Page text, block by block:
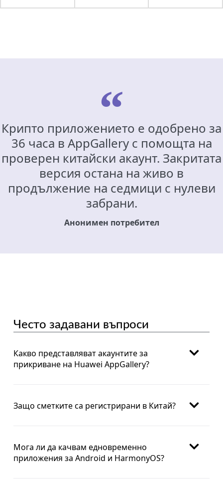
Крипто приложението е одобрено за
36 часа в AppGallery с помощта на
проверен китайски акаунт. Закритата
версия остана на живо в
продължение на седмици с нулеви
забрани.
Анонимен потребител
Често задавани въпроси
Какво представляват акаунтите за
прикриване на Huawei AppGallery?
Защо сметките са регистрирани в Китай?
Мога ли да качвам едновременно
приложения за Android и HarmonyOS?